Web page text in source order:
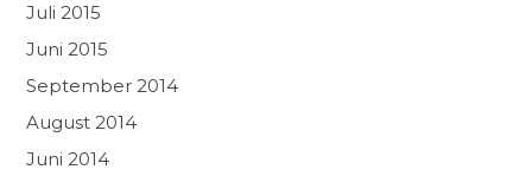
Juli 2015
Juni 2015
September 2014
August 2014
Juni 2014